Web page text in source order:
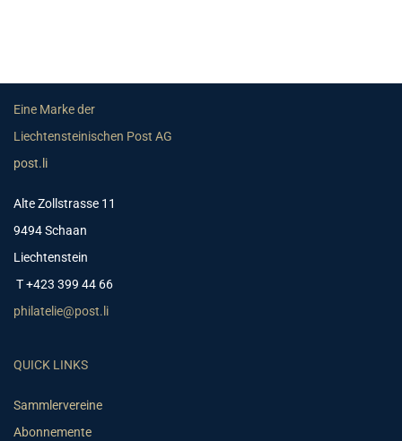
Eine Marke der
Liechtensteinischen Post AG
post.li
Alte Zollstrasse 11
9494 Schaan
Liechtenstein
T +423 399 44 66
philatelie@post.li
QUICK LINKS
Sammlervereine
Abonnemente